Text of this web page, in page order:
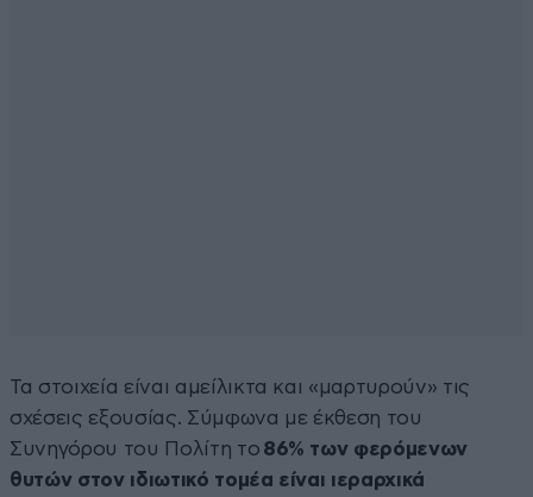
Τα στοιχεία είναι αμείλικτα και «μαρτυρούν» τις
σχέσεις εξουσίας. Σύμφωνα με έκθεση του
Συνηγόρου του Πολίτη το 86% των φερόμενων
θυτών στον ιδιωτικό τομέα είναι ιεραρχικά